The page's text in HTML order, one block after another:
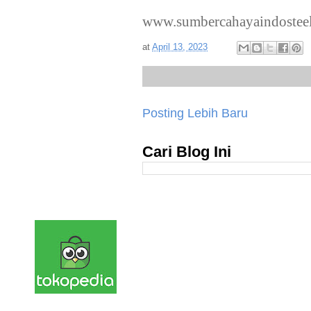
at April 13, 2023
Posting Lebih Baru
Cari Blog Ini